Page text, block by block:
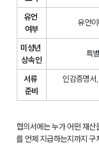
유언
여부
유언
미성년
상속인
특
서류
준비
인감증명서
협의서에는 누가 어떤 재
를 언제 지급하는지까지 구